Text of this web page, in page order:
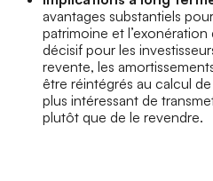
avantages substantiels
patrimoine et l’exonération
décisif pour les
revente, les
être réintégrés au calcul
plus intéressant de
plutôt que de le revendre.